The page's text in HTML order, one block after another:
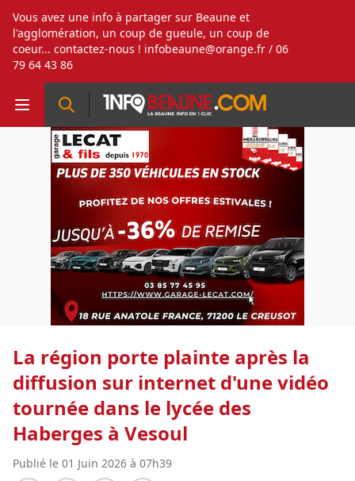
Vous avez une info à partager sur Beaune et
l'agglomération, un coup de gueule, un coup de
coeur... contactez-nous ! infobeaune@orange.fr / 06
79 64 43 86
La région porte plainte après la
diffusion sur internet d'une vidéo
tournée dans le lycée des
Haberges à Vesoul
Publié le 01 Juin 2026 à 07h39